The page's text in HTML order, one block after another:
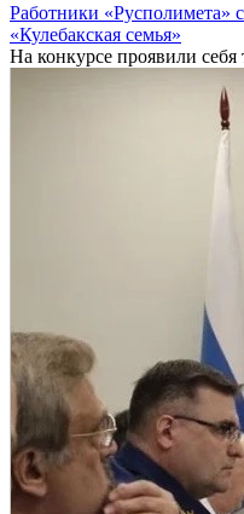
Работники «Русполимета»
«Кулебакская семья»
На конкурсе проявили себя